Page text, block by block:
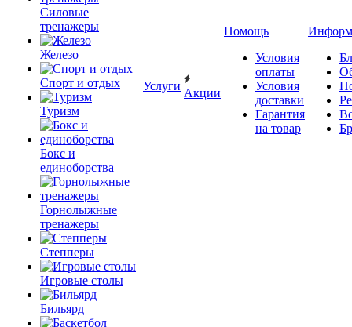
Силовые
тренажеры
Железо
Спорт и отдых
Туризм
Бокс и
единоборства
Горнолыжные
тренажеры
Степперы
Игровые столы
Бильярд
Услуги
Акции
Помощь
Условия
оплаты
Условия
доставки
Гарантия
на товар